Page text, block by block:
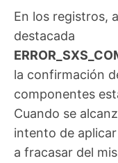
En los registros,
destacada
la confirmación
componentes
Cuando se
intento de
a fracasar del